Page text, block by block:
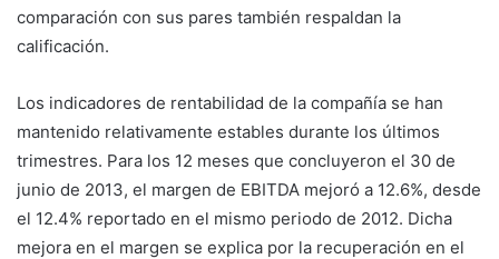
comparación con sus pares también respaldan la
calificación.
Los indicadores de rentabilidad de la compañía se han
mantenido relativamente estables durante los últimos
trimestres. Para los 12 meses que concluyeron el 30 de
junio de 2013, el margen de EBITDA mejoró a 12.6%, desde
el 12.4% reportado en el mismo periodo de 2012. Dicha
mejora en el margen se explica por la recuperación en el